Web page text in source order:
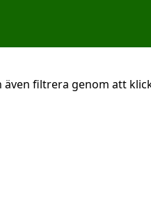
filtrera genom att